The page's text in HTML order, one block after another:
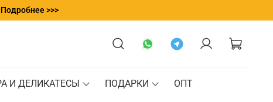
>>>
И ДЕЛИКАТЕСЫ ПОДАРКИ ОПТ